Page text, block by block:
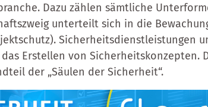
Dazu zählen sämtliche
unterteilt sich in die
Sicherheitsdienstleistungen
Erstellen von Sicherheitskonzepten.
der „Säulen der Sicherheit“.